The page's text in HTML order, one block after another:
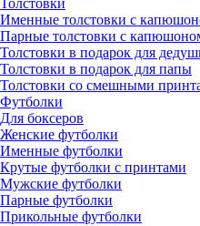
Толстовки
Именные толстовки с
Парные толстовки с
Толстовки в подарок для
Толстовки в подарок для папы
Толстовки со смешными
Футболки
Для боксеров
Женские футболки
Именные футболки
Крутые футболки с принтами
Мужские футболки
Парные футболки
Прикольные футболки